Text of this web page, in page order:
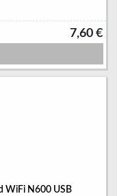
7,60 €
WiFi N600 USB